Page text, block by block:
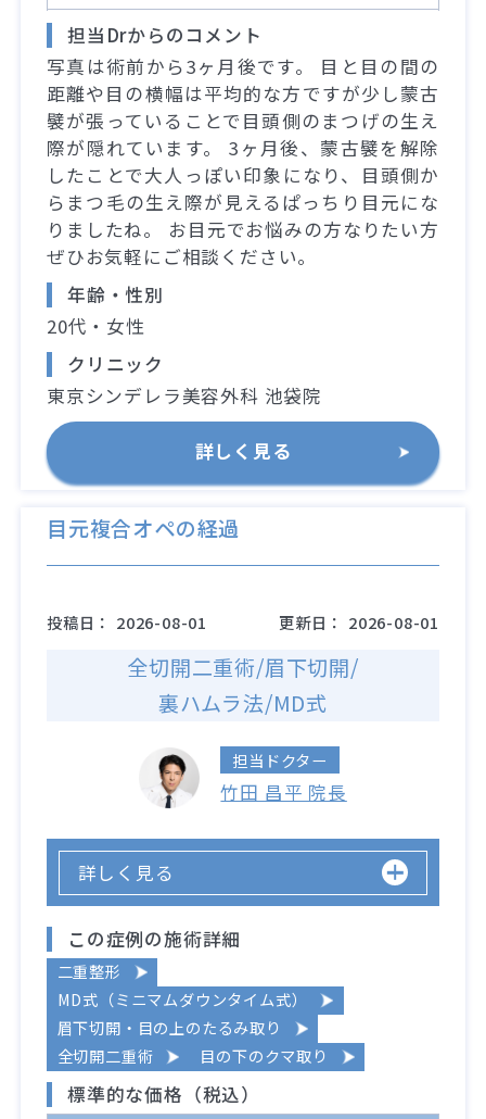
担当Drからのコメント
写真は術前から3ヶ月後です。 目と目の間の
距離や目の横幅は平均的な方ですが少し蒙古
襞が張っていることで目頭側のまつげの生え
際が隠れています。 3ヶ月後、蒙古襞を解除
したことで大人っぽい印象になり、目頭側か
らまつ毛の生え際が見えるぱっちり目元にな
りましたね。 お目元でお悩みの方なりたい方
ぜひお気軽にご相談ください。
年齢・性別
20代・女性
クリニック
東京シンデレラ美容外科 池袋院
詳しく見る
目元複合オペの経過
投稿日： 2026-08-01 更新日： 2026-08-01
全切開二重術/眉下切開/
裏ハムラ法/MD式
担当ドクター
竹田 昌平 院長
詳しく見る
この症例の施術詳細
二重整形
MD式（ミニマムダウンタイム式）
眉下切開・目の上のたるみ取り
全切開二重術
目の下のクマ取り
標準的な価格（税込）